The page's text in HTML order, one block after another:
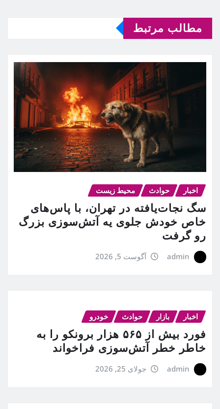
مطالب مرتبط
اخبار حوادث محیط زیست
سگ نجات‌یافته در تهران، با پاس‌های
خاص خودش جلوی یه آتش‌سوزی بزرگ
رو گرفت
admin آگوست 5, 2026
اخبار بازار حوادث خودرو
فورد بیش از ۵۶۵ هزار برونکو را به
خاطر خطر آتش‌سوزی فراخواند
admin جولای 25, 2026